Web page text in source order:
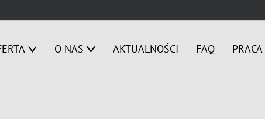
O NAS AKTUALNOŚCI FAQ PRACA